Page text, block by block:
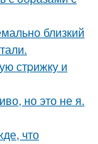
близкий
стpижку и
но это не я.
что